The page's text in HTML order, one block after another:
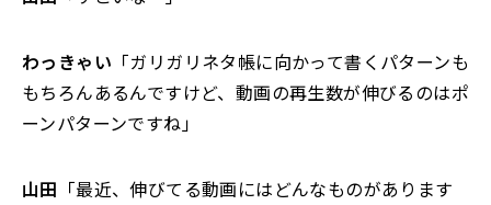
わっきゃい 「ガリガリネタ帳に向かって書くパターンも
もちろんあるんですけど、動画の再生数が伸びるのはポ
ーンパターンですね」
山田 「最近、伸びてる動画にはどんなものがあります